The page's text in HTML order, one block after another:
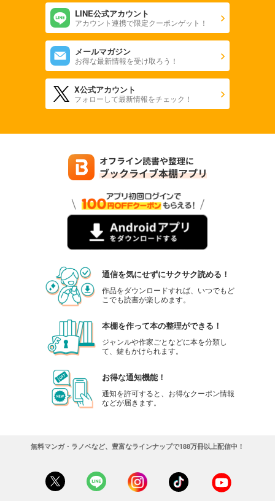
LINE公式アカウント
アカウント連携で限定クーポンゲット！
メールマガジン
お得な最新情報を受け取ろう！
X公式アカウント
フォローして最新情報をチェック！
通信を気にせずにサクサク読める！
作品をダウンロードすれば、いつでもど
こでも読書が楽しめます。
本棚を作って本の整理ができる！
ジャンルや作家ごとなどに本を分類し
て、鍵もかけられます。
お得な通知機能！
通知を許可すると、お得なクーポン情報
などが届きます。
無料マンガ・ラノベなど、豊富なラインナップで188万冊以上配信中！